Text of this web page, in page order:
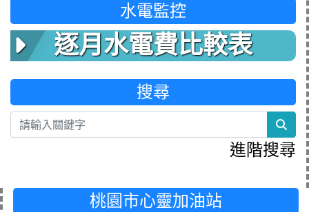
水電監控
逐月水電費比較表
搜尋
進階搜尋
桃園市心靈加油站